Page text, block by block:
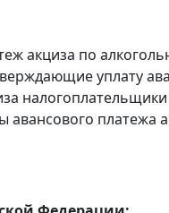
акциза по
уплату
налогоплательщики
авансового платежа